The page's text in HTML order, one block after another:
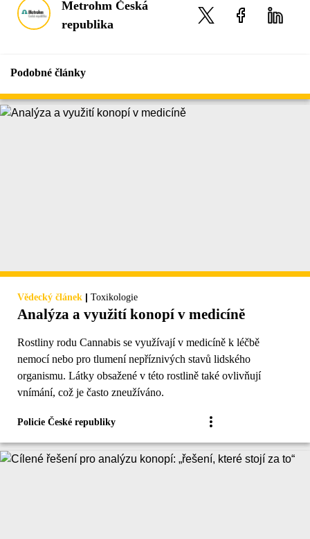
Metrohm Česká
republika
Podobné články
Vědecký článek | Toxikologie
Analýza a využití konopí v medicíně
Rostliny rodu Cannabis se využívají v medicíně k léčbě
nemocí nebo pro tlumení nepříznivých stavů lidského
organismu. Látky obsažené v této rostlině také ovlivňují
vnímání, což je často zneužíváno.
Policie České republiky